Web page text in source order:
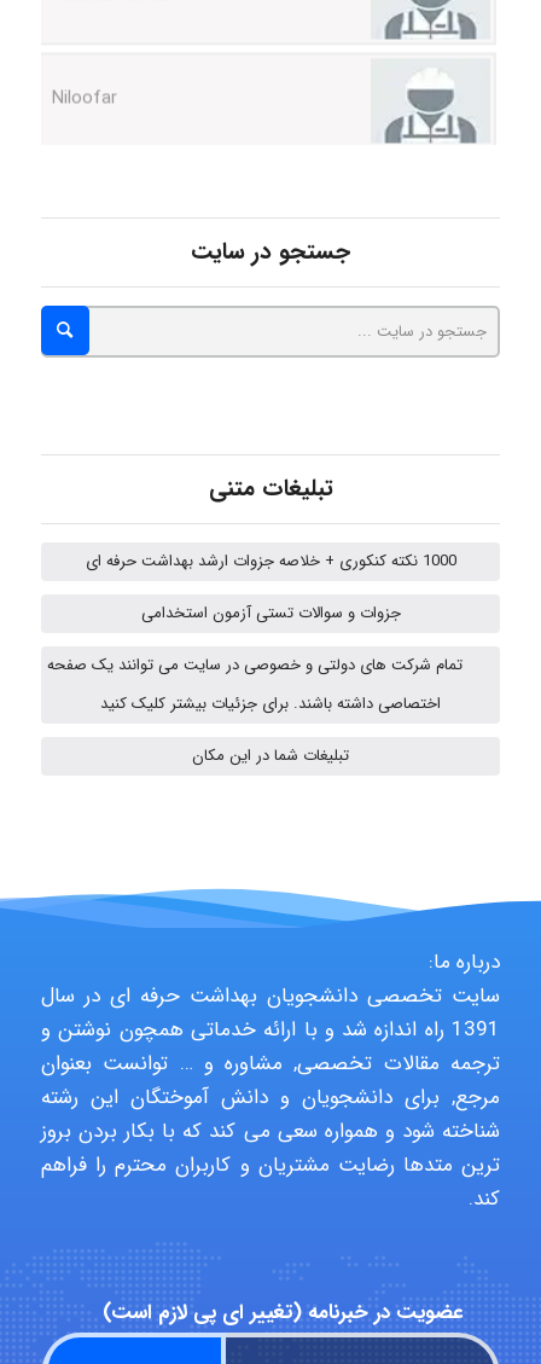
fahimeh sheibani
HaddadiMahsa
Niloofar
malekf
جستجو در سایت
تبلیغات متنی
1000 نکته کنکوری + خلاصه جزوات ارشد بهداشت حرفه ای
جزوات و سوالات تستی آزمون استخدامی
تمام شرکت های دولتی و خصوصی در سایت می توانند یک صفحه
اختصاصی داشته باشند. برای جزئیات بیشتر کلیک کنید
تبلیغات شما در این مکان
درباره ما:
سایت تخصصی دانشجویان بهداشت حرفه ای در سال
1391 راه اندازه شد و با ارائه خدماتی همچون نوشتن و
ترجمه مقالات تخصصی, مشاوره و … توانست بعنوان
مرجع, برای دانشجویان و دانش آموختگان این رشته
شناخته شود و همواره سعی می کند که با بکار بردن بروز
ترین متدها رضایت مشتریان و کاربران محترم را فراهم
کند.
عضویت در خبرنامه (تغییر ای پی لازم است)